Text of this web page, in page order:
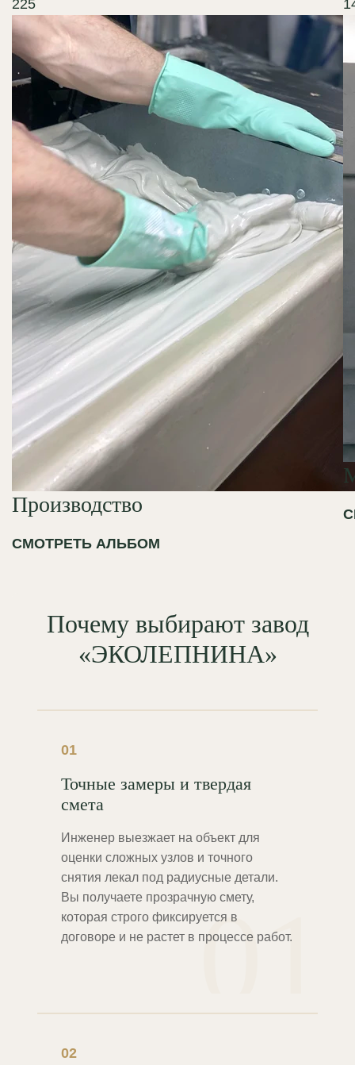
225
Производство
СМОТРЕТЬ АЛЬБОМ
Почему выбирают завод
«ЭКОЛЕПНИНА»
01
01
Точные замеры и твердая
смета
Инженер выезжает на объект для
оценки сложных узлов и точного
снятия лекал под радиусные детали.
Вы получаете прозрачную смету,
которая строго фиксируется в
договоре и не растет в процессе работ.
02